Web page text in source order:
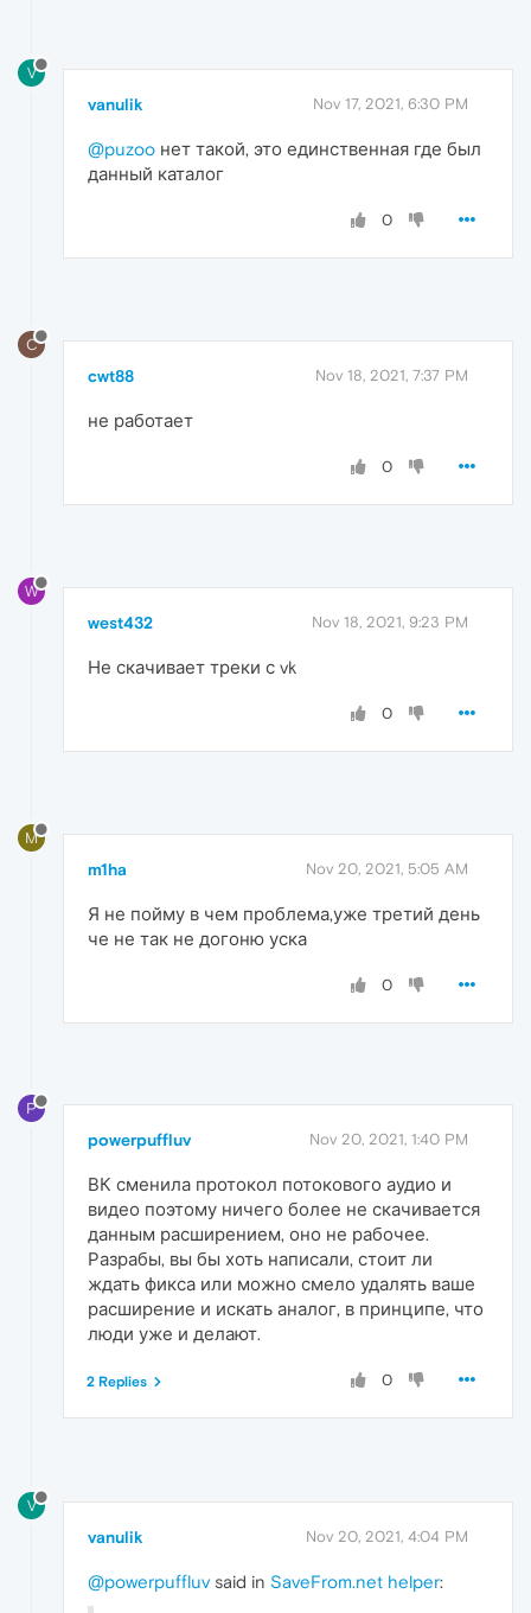
V
vanulik Nov 17, 2021, 6:30 PM
@puzoo нет такой, это единственная где был
данный каталог
0
C
cwt88 Nov 18, 2021, 7:37 PM
не работает
0
W
west432 Nov 18, 2021, 9:23 PM
Не скачивает треки с vk
0
M
m1ha Nov 20, 2021, 5:05 AM
Я не пойму в чем проблема,уже третий день
че не так не догоню уска
0
P
powerpuffluv Nov 20, 2021, 1:40 PM
ВК сменила протокол потокового аудио и
видео поэтому ничего более не скачивается
данным расширением, оно не рабочее.
Разрабы, вы бы хоть написали, стоит ли
ждать фикса или можно смело удалять ваше
расширение и искать аналог, в принципе, что
люди уже и делают.
0
2 Replies
V
vanulik Nov 20, 2021, 4:04 PM
@powerpuffluv said in SaveFrom.net helper: